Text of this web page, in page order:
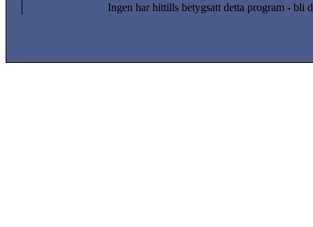
Ingen har hittills betygsatt detta program - bli